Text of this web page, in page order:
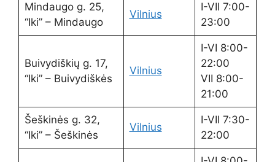
Mindaugo g. 25,
“Iki” – Mindaugo
Vilnius
I-VII 7:00-
23:00
Buivydiškių g. 17,
“Iki” – Buivydiškės
Vilnius
I-VI 8:00-
22:00
VII 8:00-
21:00
Šeškinės g. 32,
“Iki” – Šeškinės
Vilnius
I-VII 7:30-
22:00